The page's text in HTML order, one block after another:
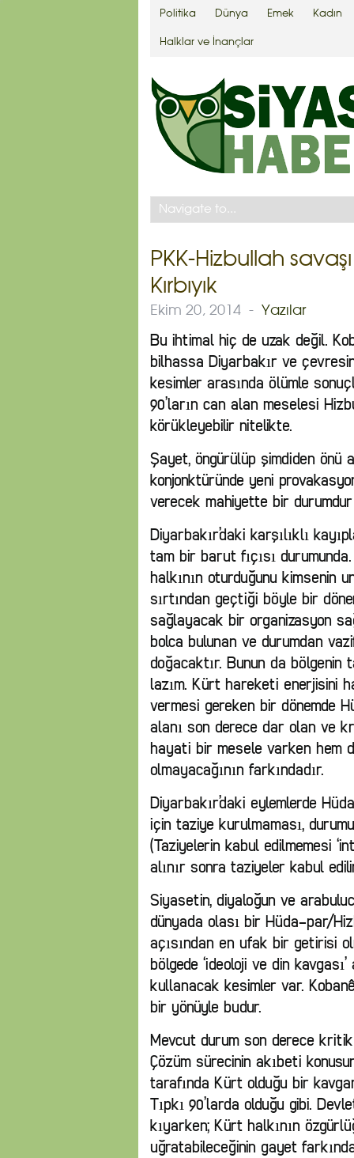
Politika Dünya Emek Kadın
Halklar ve İnançlar
PKK-Hizbullah
Kırbıyık
Ekim 20, 2014 - Yazılar
Bu ihtimal hiç de uzak değil.
bilhassa Diyarbakır ve
kesimler arasında ölümle
90’ların can alan meselesi
körükleyebilir nitelikte.
Şayet, öngürülüp şimdiden önü
konjonktüründe yeni
verecek mahiyette bir
Diyarbakır’daki karşılıklı
tam bir barut fıçısı
halkının oturduğunu kimsenin
sırtından geçtiği böyle bir
sağlayacak bir organizasyon
bolca bulunan ve durumdan
doğacaktır. Bunun da
lazım. Kürt hareketi enerjisini
vermesi gereken bir dönemde
alanı son derece dar olan ve
hayati bir mesele varken hem
olmayacağının farkındadır.
Diyarbakır’daki eylemlerde
için taziye kurulmaması,
(Taziyelerin kabul edilmemesi
alınır sonra taziyeler kabul
Siyasetin, diyaloğun ve
dünyada olası bir Hüda-par/
açısından en ufak bir getirisi
bölgede ‘ideoloji ve din
kullanacak kesimler var.
bir yönüyle budur.
Mevcut durum son derece
Çözüm sürecinin akıbeti
tarafında Kürt olduğu bir
Tıpkı 90’larda olduğu gibi.
kıyarken; Kürt halkının
uğratabileceğinin gayet